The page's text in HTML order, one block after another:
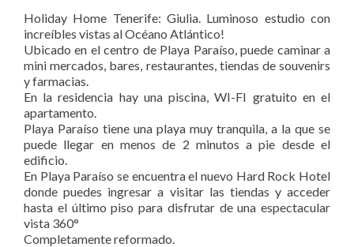
Holiday Home Tenerife: Giulia. Luminoso estudio con
increíbles vistas al Océano Atlántico!
Ubicado en el centro de Playa Paraíso, puede caminar a
mini mercados, bares, restaurantes, tiendas de souvenirs
y farmacias.
En la residencia hay una piscina, WI-FI gratuito en el
apartamento.
Playa Paraíso tiene una playa muy tranquila, a la que se
puede llegar en menos de 2 minutos a pie desde el
edificio.
En Playa Paraíso se encuentra el nuevo Hard Rock Hotel
donde puedes ingresar a visitar las tiendas y acceder
hasta el último piso para disfrutar de una espectacular
vista 360°
Completamente reformado.